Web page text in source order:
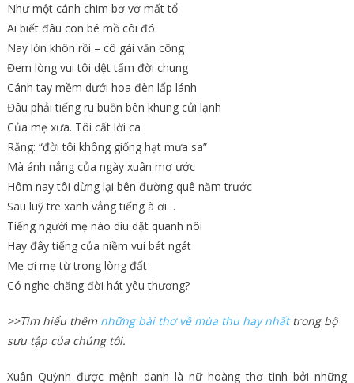
Như một cánh chim bơ vơ mất tổ
Ai biết đâu con bé mồ côi đó
Nay lớn khôn rồi – cô gái văn công
Đem lòng vui tôi dệt tấm đời chung
Cánh tay mềm dưới hoa đèn lấp lánh
Đâu phải tiếng ru buồn bên khung cửi lạnh
Của mẹ xưa. Tôi cất lời ca
Rằng: “đời tôi không giống hạt mưa sa”
Mà ánh nắng của ngày xuân mơ ước
Hôm nay tôi dừng lại bên đường quê năm trước
Sau luỹ tre xanh vẳng tiếng à ơi…
Tiếng người mẹ nào dìu dặt quanh nôi
Hay đây tiếng của niềm vui bát ngát
Mẹ ơi mẹ từ trong lòng đất
Có nghe chăng đời hát yêu thương?
>>Tìm hiểu thêm những bài thơ về mùa thu hay nhấttrong bộ
sưu tập của chúng tôi.
Xuân Quỳnh được mệnh danh là nữ hoàng thơ tình bởi những